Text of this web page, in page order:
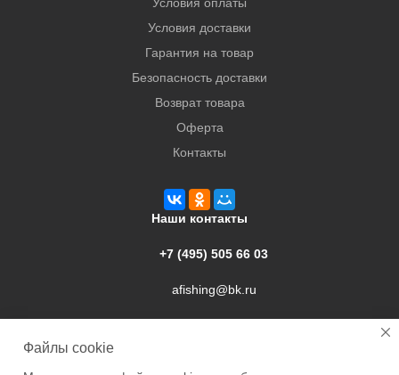
Условия доставки
Гарантия на товар
Безопасность доставки
Возврат товара
Оферта
Контакты
Наши контакты
+7 (495) 505 66 03
afishing@bk.ru
Файлы cookie